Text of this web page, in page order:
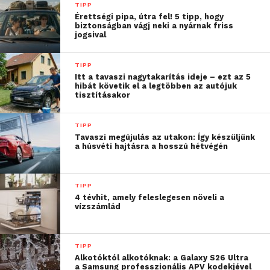
is számítanak
A WATCH FIT 5 széria egész napos viseletre készült
könnyű kialakítással, valamint olyan egészség- és
aktivitáskövető funkciókkal rendelkezik, amelyek
segíthetnek jobban megérteni saját szokásainkat. Az
óra nyomon követi többek között az alvást, a
pulzust, a véroxigénszintet és a stressz alakulását,
miközben személyre szabott egészségügyi és
aktivitási javaslatokkal is támogatja a felhasználókat.
A női felhasználók számára a cikluskövető funkció is
segítséget nyújthat, amely lehetővé teszi a
menstruációval és az ovulációval kapcsolatos
információk egyszerű rögzítését közvetlenül az
órán. A felhasználók néhány érintéssel
feljegyezhetik többek között a tüneteket, a
hangulatot vagy a ciklus egyéb jellemzőit, így
TIPP
Érettségi pipa, útra fel! 5 tipp, hogy
biztonságban vágj neki a nyárnak friss
jogsival
TIPP
Itt a tavaszi nagytakarítás ideje – ezt az 5
hibát követik el a legtöbben az autójuk
tisztításakor
TIPP
Tavaszi megújulás az utakon: Így készüljünk
a húsvéti hajtásra a hosszú hétvégén
TIPP
4 tévhit, amely feleslegesen növeli a
vízszámlád
TIPP
Alkotóktól alkotóknak: a Galaxy S26 Ultra
a Samsung professzionális APV kodekjével